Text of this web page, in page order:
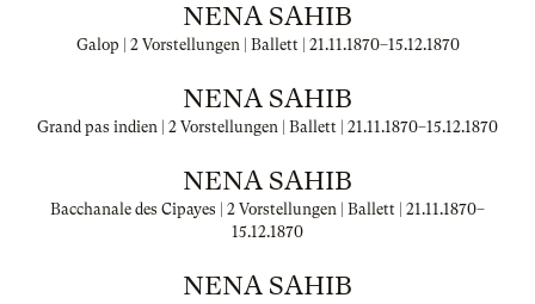
NENA SAHIB
Galop | 2 Vorstellungen | Ballett | 21.11.1870–15.12.1870
NENA SAHIB
Grand pas indien | 2 Vorstellungen | Ballett | 21.11.1870–15.12.1870
NENA SAHIB
Bacchanale des Cipayes | 2 Vorstellungen | Ballett | 21.11.1870–
15.12.1870
NENA SAHIB